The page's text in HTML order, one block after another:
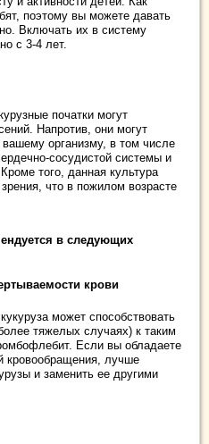
поэтому вы можете давать
Включать их в систему
с 3-4 лет.
початки могут
Напротив, они могут
организму, в том числе
сосудистой системы и
того, данная культура
что в пожилом возрасте
в следующих
крови
может способствовать
тяжелых случаях) к таким
Если вы обладаете
кровообращения, лучше
и заменить ее другими